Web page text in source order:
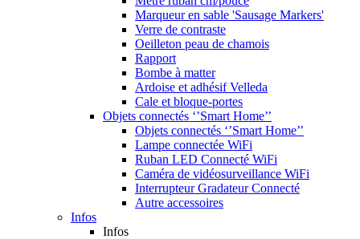
Marqueur en sable 'Sausage Markers'
Verre de contraste
Oeilleton peau de chamois
Rapport
Bombe à matter
Ardoise et adhésif Velleda
Cale et bloque-portes
Objets connectés ‘’Smart Home’’
Objets connectés ‘’Smart Home’’
Lampe connectée WiFi
Ruban LED Connecté WiFi
Caméra de vidéosurveillance WiFi
Interrupteur Gradateur Connecté
Autre accessoires
Infos
Infos